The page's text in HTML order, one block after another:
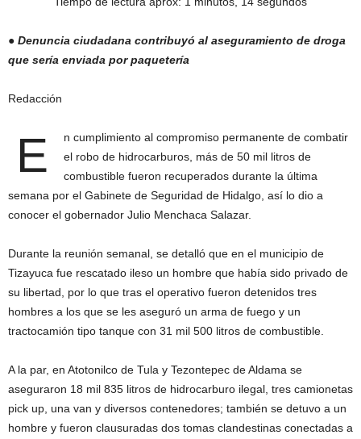
● Denuncia ciudadana contribuyó al aseguramiento de droga
que sería enviada por paquetería
Redacción
E
n cumplimiento al compromiso permanente de combatir
el robo de hidrocarburos, más de 50 mil litros de
combustible fueron recuperados durante la última
semana por el Gabinete de Seguridad de Hidalgo, así lo dio a
conocer el gobernador Julio Menchaca Salazar.
Durante la reunión semanal, se detalló que en el municipio de
Tizayuca fue rescatado ileso un hombre que había sido privado de
su libertad, por lo que tras el operativo fueron detenidos tres
hombres a los que se les aseguró un arma de fuego y un
tractocamión tipo tanque con 31 mil 500 litros de combustible.
A la par, en Atotonilco de Tula y Tezontepec de Aldama se
aseguraron 18 mil 835 litros de hidrocarburo ilegal, tres camionetas
pick up, una van y diversos contenedores; también se detuvo a un
hombre y fueron clausuradas dos tomas clandestinas conectadas a